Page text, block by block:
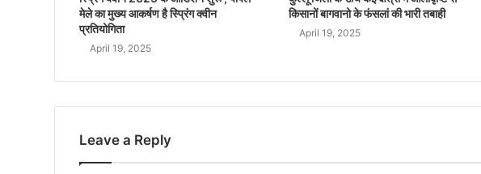
मेले का मुख्य आकर्षण है स्प्रिंग क्वीन
प्रतियोगिता
April 19, 2025
किसानों बागवानो के फंसलां की भारी तबाही
April 19, 2025
Leave a Reply